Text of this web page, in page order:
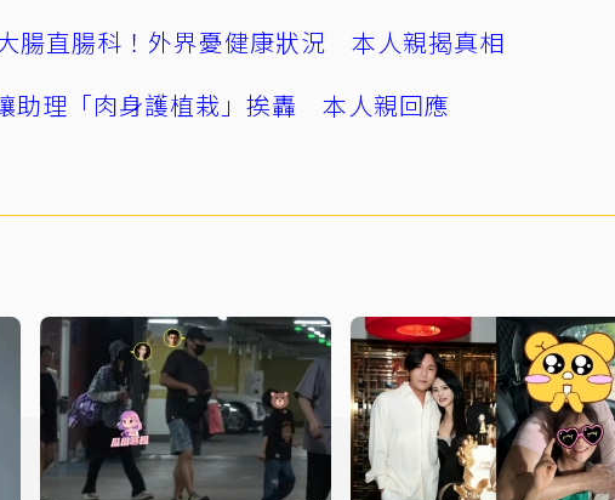
腸直腸科！外界憂健康狀況 本人親揭真相
助理「肉身護植栽」挨轟 本人親回應